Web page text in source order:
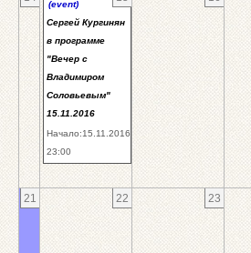
(event)
Сергей Кургинян
в программе
"Вечер с
Владимиром
Соловьевым"
15.11.2016
Начало:15.11.2016
23:00
21 22 23